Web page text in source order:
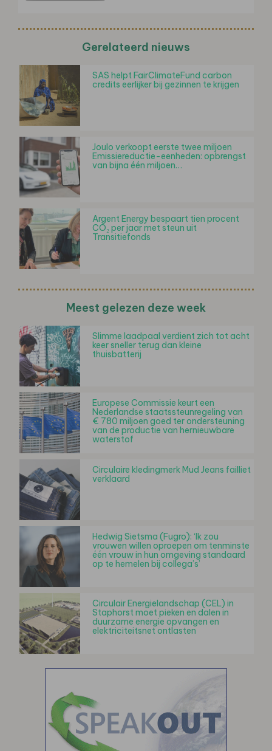
Gerelateerd nieuws
SAS helpt FairClimateFund carbon
credits eerlijker bij gezinnen te krijgen
Joulo verkoopt eerste twee miljoen
Emissiereductie-eenheden: opbrengst
van bijna één miljoen…
Argent Energy bespaart tien procent
CO₂ per jaar met steun uit
Transitiefonds
Meest gelezen deze week
Slimme laadpaal verdient zich tot acht
keer sneller terug dan kleine
thuisbatterij
Europese Commissie keurt een
Nederlandse staatssteunregeling van
€ 780 miljoen goed ter ondersteuning
van de productie van hernieuwbare
waterstof
Circulaire kledingmerk Mud Jeans failliet
verklaard
Hedwig Sietsma (Fugro): ‘Ik zou
vrouwen willen oproepen om tenminste
één vrouw in hun omgeving standaard
op te hemelen bij collega’s’
Circulair Energielandschap (CEL) in
Staphorst moet pieken en dalen in
duurzame energie opvangen en
elektriciteitsnet ontlasten